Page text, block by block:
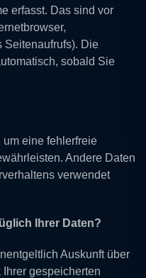
erfasst. Das sind vor
Seitenaufrufs). Die
sobald Sie
um eine fehlerfreie
Andere Daten
verwendet
Ihrer Daten?
Auskunft über
gespeicherten